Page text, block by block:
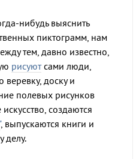
нибудь выяснить
пиктограмм, нам
тем, давно известно,
рисуютсами люди,
веревку, доску и
полевых рисунков
создаются
, выпускаются книги и
делу.